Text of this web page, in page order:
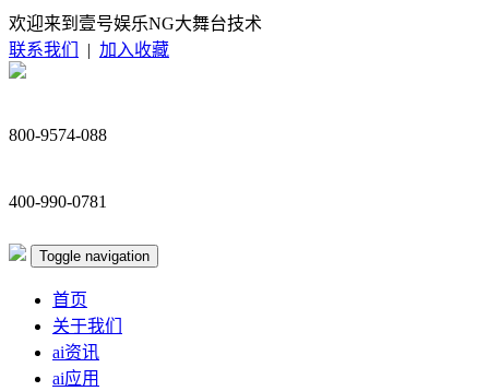
欢迎来到壹号娱乐NG大舞台技术
联系我们
| 加入收藏
800-9574-088
400-990-0781
Toggle navigation
首页
关于我们
ai资讯
ai应用